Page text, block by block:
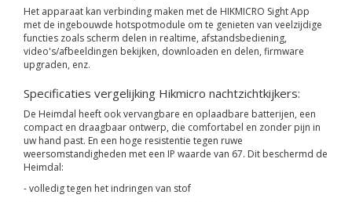
Het apparaat kan verbinding maken met de HIKMICRO Sight App
met de ingebouwde hotspotmodule om te genieten van veelzijdige
functies zoals scherm delen in realtime, afstandsbediening,
video's/afbeeldingen bekijken, downloaden en delen, firmware
upgraden, enz.
Specificaties vergelijking Hikmicro nachtzichtkijkers:
De Heimdal heeft ook vervangbare en oplaadbare batterijen, een
compact en draagbaar ontwerp, die comfortabel en zonder pijn in
uw hand past. En een hoge resistentie tegen ruwe
weersomstandigheden met een IP waarde van 67. Dit beschermd de
Heimdal:
- volledig tegen het indringen van stof